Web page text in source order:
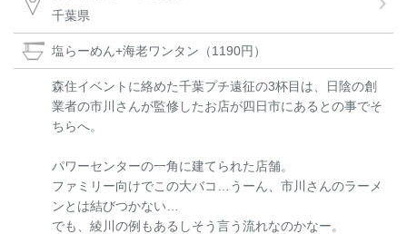
千葉県
塩らーめん+海老ワンタン（1190円）
森住イベントに絡めた千葉プチ遠征の3杯目は、日陰の創
業者の市川さんが監修したお店が四日市にあるとの事でそ
ちらへ。
パワーセンターの一角に建てられた店舗。
ファミリー向けでこの大バコ…うーん、市川さんのラーメ
ンとは結びつかない…
でも、綾川の例もあるしそう言う流れなのかなー。